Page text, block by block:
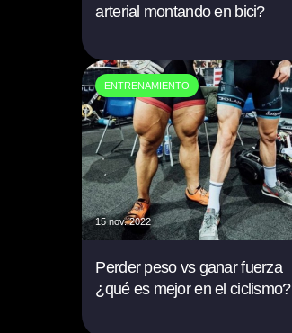
arterial montando en bici?
ENTRENAMIENTO
15 nov. 2022
Perder peso vs ganar fuerza
¿qué es mejor en el ciclismo?